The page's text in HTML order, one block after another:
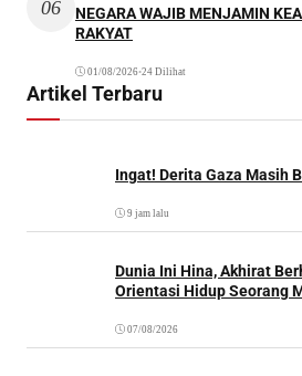
06
NEGARA WAJIB MENJAMIN
RAKYAT
01/08/2026•24 Dilihat
Artikel Terbaru
Ingat! Derita Gaza Masih
9 jam lalu
Dunia Ini Hina, Akhirat
Orientasi Hidup Seorang
07/08/2026